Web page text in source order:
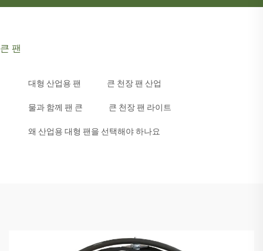
큰 팬
대형 산업용 팬 큰 천장 팬 산업
물과 함께 팬 큰 큰 천장 팬 라이트
왜 산업용 대형 팬을 선택해야 하나요